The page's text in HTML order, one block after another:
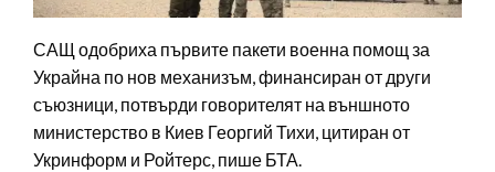
САЩ одобриха първите пакети военна помощ за
Украйна по нов механизъм, финансиран от други
съюзници, потвърди говорителят на външното
министерство в Киев Георгий Тихи, цитиран от
Укринформ и Ройтерс, пише БТА.